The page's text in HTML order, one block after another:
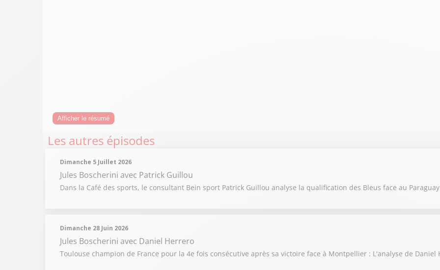
Afficher le résumé
Les autres épisodes
Dimanche 5 Juillet 2026
Jules Boscherini avec Patrick Guillou
Dans la Café des sports, le consultant Bein sport Patrick Guillou analyse la qualification des Bleus face au Paraguay
Dimanche 28 Juin 2026
Jules Boscherini avec Daniel Herrero
Toulouse champion de France pour la 4e fois consécutive après sa victoire face à Montpellier : L'analyse de Daniel